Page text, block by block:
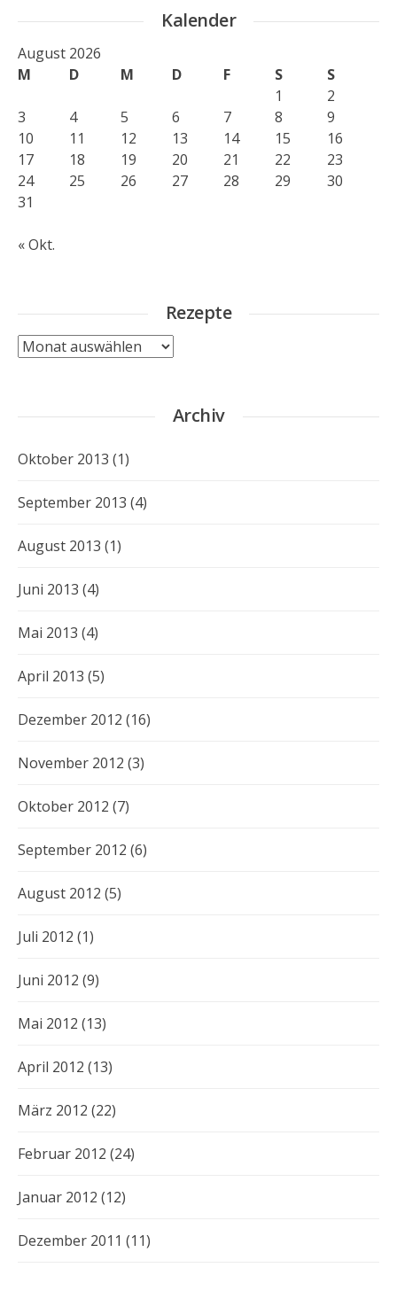
Kalender
August 2026
M
D M D F S
S
1
2
3
4 5 6 7 8
9
10
11 12 13 14 15
16
17
18 19 20 21 22
23
24
25 26 27 28 29
30
31
« Okt.
Rezepte
Rezepte
Archiv
Oktober 2013 (1)
September 2013 (4)
August 2013 (1)
Juni 2013 (4)
Mai 2013 (4)
April 2013 (5)
Dezember 2012 (16)
November 2012 (3)
Oktober 2012 (7)
September 2012 (6)
August 2012 (5)
Juli 2012 (1)
Juni 2012 (9)
Mai 2012 (13)
April 2012 (13)
März 2012 (22)
Februar 2012 (24)
Januar 2012 (12)
Dezember 2011 (11)